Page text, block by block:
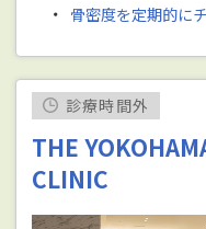
・ 骨密度を定期的に
診療時間外
THE
CLINIC